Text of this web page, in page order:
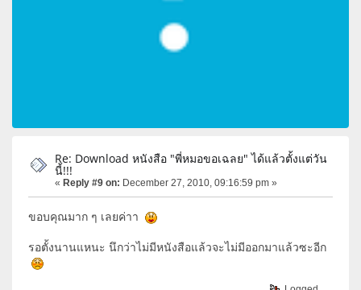
Re: Download หนังสือ "พี่หมอขอเฉลย" ได้แล้วตั้งแต่วัน
นี้!!!
« Reply #9 on: December 27, 2010, 09:16:59 pm »
ขอบคุณมาก ๆ เลยค่าา
รอตั้งนานแหนะ นึกว่าไม่มีหนังสือแล้วจะไม่มีออกมาแล้วซะอีก